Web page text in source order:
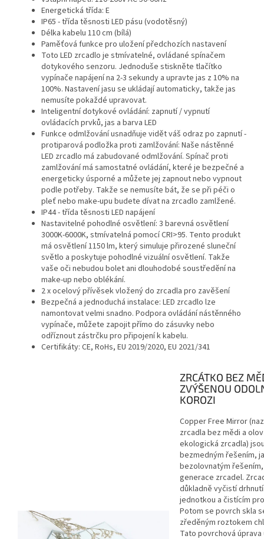
Energetická třída: E
IP65 - třída těsnosti LED pásu (vodotěsný)
Délka kabelu 110 cm (bílá)
Paměťová funkce pro uložení předchozích nastavení
Toto LED zrcadlo je stmívatelné, ovládané spínačem
dotykového senzoru. Jednoduše stiskněte tlačítko
vypínače napájení na 2-3 sekundy a upravte jas z 10% na
100%. Nastavení jasu se ukládají automaticky, takže jas
nemusíte pokaždé upravovat.
Inteligentní dotykové ovládání: zapnutí / vypnutí
ovládacích prvků, jas a barva LED
Funkce odmlžování usnadňuje vidět váš odraz po zapnutí -
protiparová podložka proti zamlžování: Naše nástěnné
LED zrcadlo má zabudované odmlžování. Spínač proti
zamlžování má samostatné ovládání, které je bezpečné a
energeticky úsporné a můžete jej zapnout nebo vypnout
podle potřeby. Takže se nemusíte bát, že se při péči o
pleť nebo make-upu budete dívat na zrcadlo zamlžené.
IP44 - třída těsnosti LED napájení
Nastavitelné pohodlné osvětlení: 3 barevná osvětlení
3000K-6000K, stmívatelná pomocí CRI>95. Tento produkt
má osvětlení 1150 lm, který simuluje přirozené sluneční
světlo a poskytuje pohodlné vizuální osvětlení. Takže
vaše oči nebudou bolet ani dlouhodobé soustředění na
make-up nebo oblékání.
2 x ocelový přívěsek vložený do zrcadla pro zavěšení
Bezpečná a jednoduchá instalace: LED zrcadlo lze
namontovat velmi snadno. Podpora ovládání nástěnného
vypínače, můžete zapojit přímo do zásuvky nebo
odříznout zástrčku pro připojení k kabelu.
Certifikáty: CE, RoHs, EU 2019/2020, EU 2021/341
ZRCÁTKO BEZ
ZVÝŠENOU
KOROZI
Copper Free Mirror
zrcadla bez mědi a
ekologická zrcadla)
bezmedným řešením,
bezolovnatým
generace zrcadel.
důkladně vyčistí
jednotkou a čistícím
Potom se povrch skla
zředěným roztokem
Tato povrchová úprava